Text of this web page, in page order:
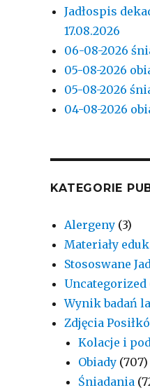
Jadłospis
17.08.2026
06-08-2026
05-08-2026
05-08-2026
04-08-2026
KATEGORIE
Alergeny (3)
Materiały
Stososwane
Uncategorized
Wynik badań
Zdjęcia
Kolacje i
Obiady (707)
Śniadania